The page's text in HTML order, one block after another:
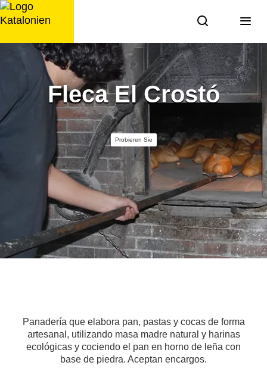
Zum
Inhalt
Fleca El Crostó
Probieren Sie
Panadería que elabora pan, pastas y cocas de forma
artesanal, utilizando masa madre natural y harinas
ecológicas y cociendo el pan en horno de leña con
base de piedra. Aceptan encargos.